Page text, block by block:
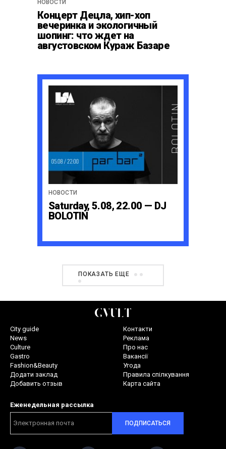
НОВОСТИ
Концерт Децла, хип-хоп
вечеринка и экологичный
шопинг: что ждет на
августовском Кураж Базаре
НОВОСТИ
Saturday, 5.08, 22.00 — DJ
BOLOTIN
ПОКАЗАТЬ ЕЩЕ
City guide
News
Culture
Gastro
Fashion&Beauty
Додати заклад
Добавить отзыв
Контакти
Реклама
Про нас
Вакансії
Угода
Правила спілкування
Карта сайта
Еженедельная рассылка
ПОДПИСАТЬСЯ